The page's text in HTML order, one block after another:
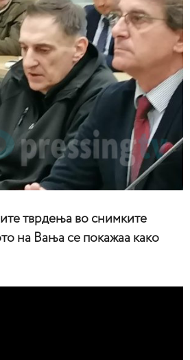
тврдења во снимките
на Вања се покажаа како